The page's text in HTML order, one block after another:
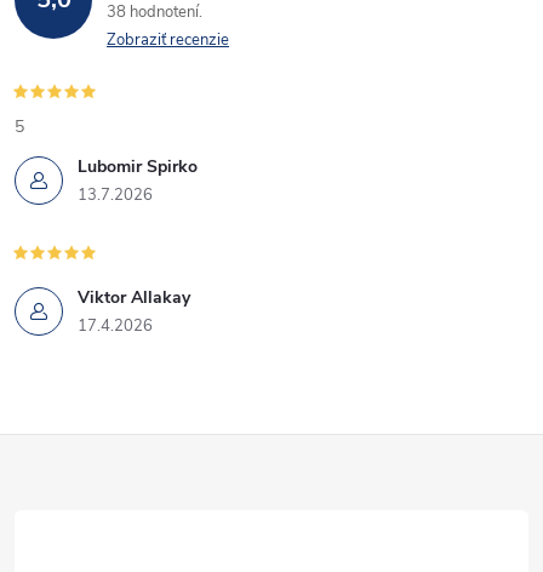
38 hodnotení
Zobraziť recenzie
Lubomir Spirko
13.7.2026
5
Viktor Allakay
17.4.2026